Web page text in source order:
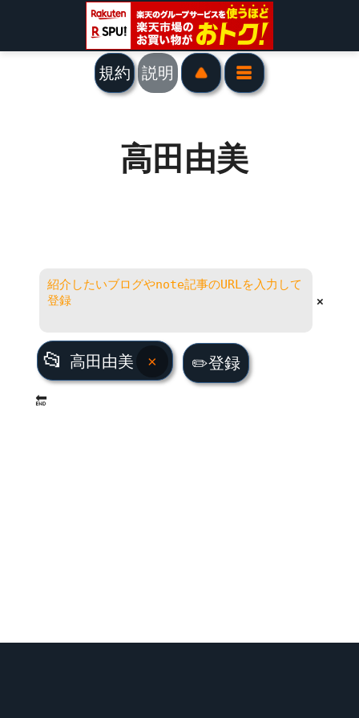
規約 説明
高田由美
×
📂
高田由美
× ✏️登録
🔚